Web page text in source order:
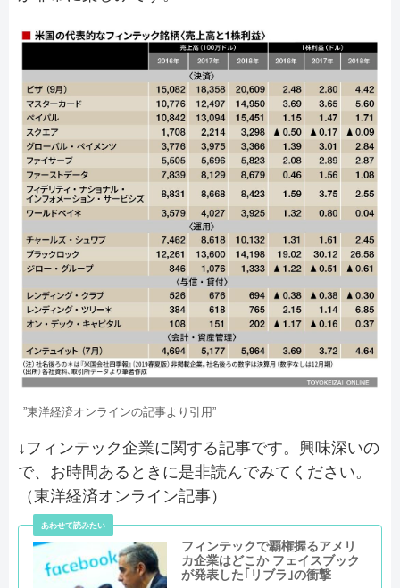
”東洋経済オンラインの記事より引用”
↓フィンテック企業に関する記事です。興味深いの
で、お時間あるときに是非読んでみてください。
（東洋経済オンライン記事）
フィンテックで覇権握るアメリ
カ企業はどこか フェイスブック
が発表した｢リブラ｣の衝撃